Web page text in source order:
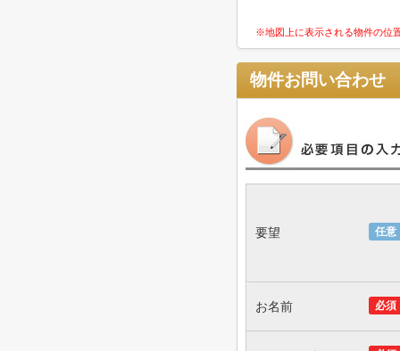
※地図上に表示される物件の位
物件お問い合わせ
任意
要望
必須
お名前